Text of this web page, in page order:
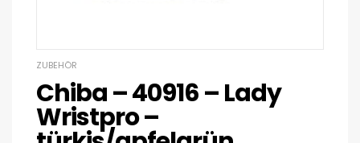
ZUBEHÖR
Chiba – 40916 – Lady
Wristpro –